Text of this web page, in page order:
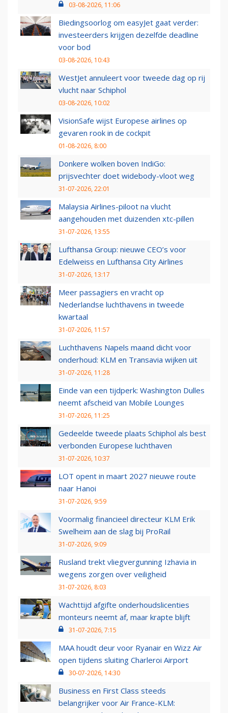
03-08-2026, 11:06
Biedingsoorlog om easyJet gaat verder:
investeerders krijgen dezelfde deadline
voor bod
03-08-2026, 10:43
WestJet annuleert voor tweede dag op rij
vlucht naar Schiphol
03-08-2026, 10:02
VisionSafe wijst Europese airlines op
gevaren rook in de cockpit
01-08-2026, 8:00
Donkere wolken boven IndiGo:
prijsvechter doet widebody-vloot weg
31-07-2026, 22:01
Malaysia Airlines-piloot na vlucht
aangehouden met duizenden xtc-pillen
31-07-2026, 13:55
Lufthansa Group: nieuwe CEO’s voor
Edelweiss en Lufthansa City Airlines
31-07-2026, 13:17
Meer passagiers en vracht op
Nederlandse luchthavens in tweede
kwartaal
31-07-2026, 11:57
Luchthavens Napels maand dicht voor
onderhoud: KLM en Transavia wijken uit
31-07-2026, 11:28
Einde van een tijdperk: Washington Dulles
neemt afscheid van Mobile Lounges
31-07-2026, 11:25
Gedeelde tweede plaats Schiphol als best
verbonden Europese luchthaven
31-07-2026, 10:37
LOT opent in maart 2027 nieuwe route
naar Hanoi
31-07-2026, 9:59
Voormalig financieel directeur KLM Erik
Swelheim aan de slag bij ProRail
31-07-2026, 9:09
Rusland trekt vliegvergunning Izhavia in
wegens zorgen over veiligheid
31-07-2026, 8:03
Wachttijd afgifte onderhoudslicenties
monteurs neemt af, maar krapte blijft
31-07-2026, 7:15
MAA houdt deur voor Ryanair en Wizz Air
open tijdens sluiting Charleroi Airport
30-07-2026, 14:30
Business en First Class steeds
belangrijker voor Air France-KLM: